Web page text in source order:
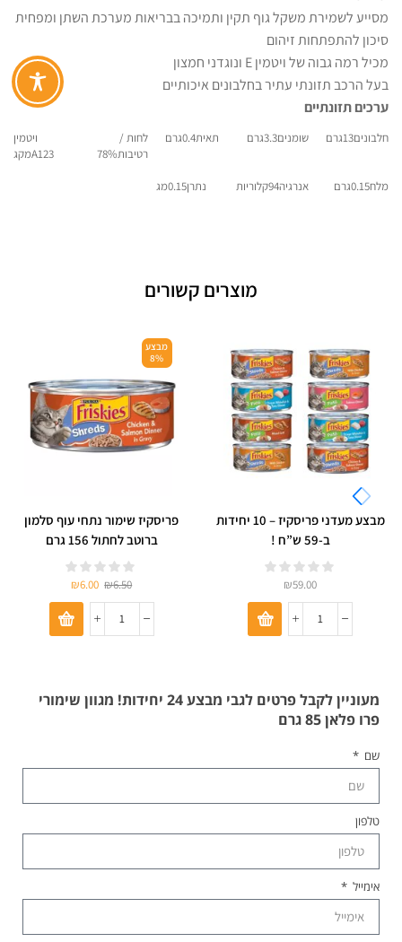
מסייע לשמירת משקל גוף תקין ותמיכה בבריאות מערכת השתן ומפחית
סיכון להתפתחות זיהום
מכיל רמה גבוה של ויטמין E ונוגדני חמצון
בעל הרכב תזונתי עתיר בחלבונים איכותיים
ערכים תזונתיים
חלבונים13גרם שומנים3.3גרם תאית0.4גרם
לחות /
רטיבות78%
ויטמין
A123מקג
מלח0.15גרם אנרגיה94קלוריות נתרן0.15מג
מוצרים קשורים
מבצע מעדני פריסקיז – 10 יחידות
ב-59 ש”ח !
₪59.00
מבצע
8%
פריסקיז שימור נתחי עוף סלמון
ברוטב לחתול 156 גרם
₪6.50
₪6.00
מעוניין לקבל פרטים לגבי מבצע 24 יחידות! מגוון שימורי
פרו פלאן 85 גרם
שם
טלפון
אימייל